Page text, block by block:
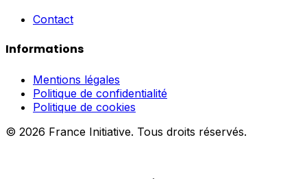
Contact
Informations
Mentions légales
Politique de confidentialité
Politique de cookies
© 2026 France Initiative. Tous droits réservés.